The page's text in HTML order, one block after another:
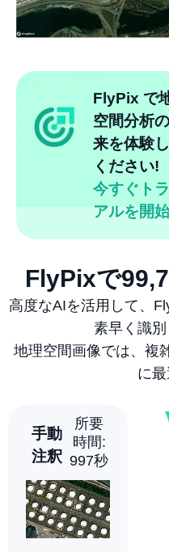
FlyPix で
空間分析
来を体験
ください!
今すぐト
アルを開始
FlyPixで
高度なAIを活用して、
素早く識別
地理空間画像では、複
に最
手動
注釈
所要
時間:
997秒